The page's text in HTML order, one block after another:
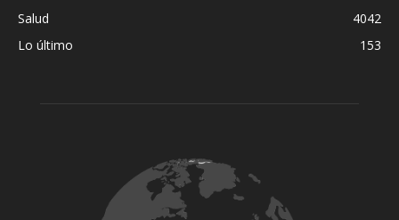
Salud
4042
Lo último
153